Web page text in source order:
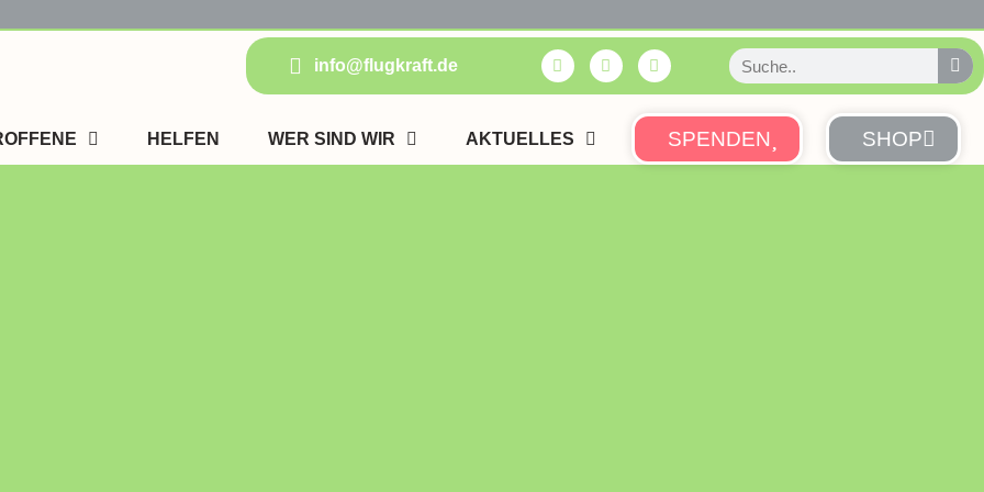
info@flugkraft.de
HELFEN WER SIND WIR AKTUELLES SPENDEN SHOP